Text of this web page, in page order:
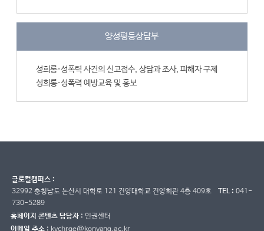
양성평등상담부
성희롱·성폭력 사건의 신고접수, 상담과 조사, 피해자 구제
성희롱·성폭력 예방교육 및 홍보
글로컬캠퍼스 :
32992 충청남도 논산시 대학로 121 건양대학교 건양회관 4층 409호
TEL : 041-
730-5289
홈페이지 콘텐츠 담당자 : 인권센터
이메일 주소 : kychrge@konyang.ac.kr